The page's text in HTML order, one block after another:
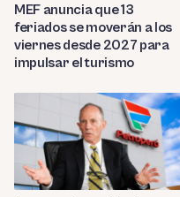
MEF anuncia que 13
feriados se moverán a los
viernes desde 2027 para
impulsar el turismo